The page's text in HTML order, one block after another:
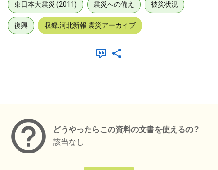
東日本大震災 (2011) 震災への備え 被災状況
復興 収録:河北新報 震災アーカイブ
どうやったらこの資料の文書を使えるの？
該当なし